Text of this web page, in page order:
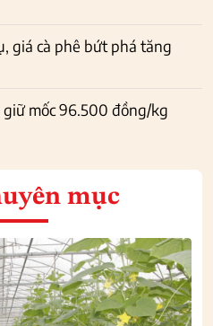
giá cà phê bứt phá tăng
giữ mốc 96.500 đồng/kg
mục